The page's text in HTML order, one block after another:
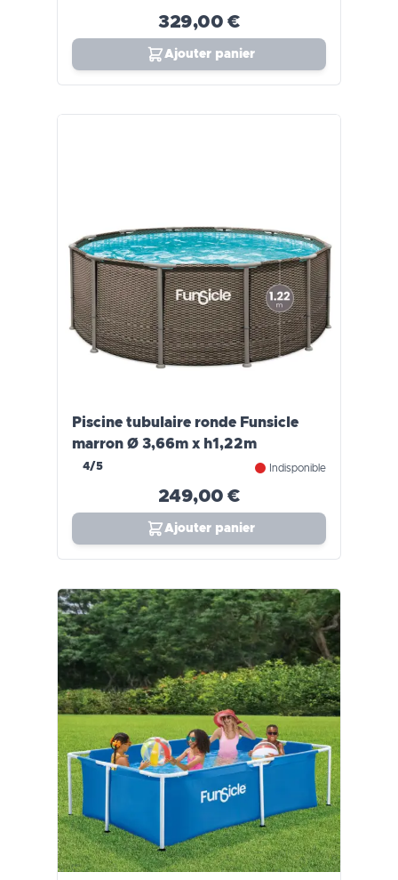
329,00 €
Ajouter panier
Piscine tubulaire ronde Funsicle
marron Ø 3,66m x h1,22m
4/5 Indisponible
249,00 €
Ajouter panier